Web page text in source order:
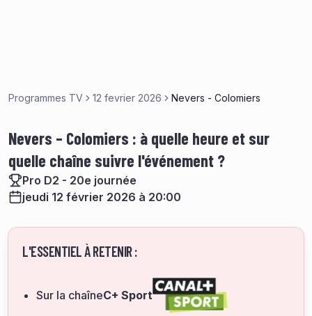
Programmes TV 12 fevrier 2026 Nevers - Colomiers
Nevers – Colomiers : à quelle heure et sur
quelle chaîne suivre l'événement ?
Pro D2 - 20e journée
jeudi 12 février 2026 à 20:00
L'ESSENTIEL À RETENIR :
Sur la chaîneC+ Sport